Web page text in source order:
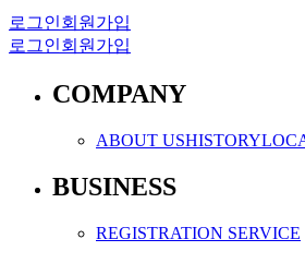
로그인회원가입
로그인회원가입
COMPANY
ABOUT USHISTORY
BUSINESS
REGISTRATION SERVICE